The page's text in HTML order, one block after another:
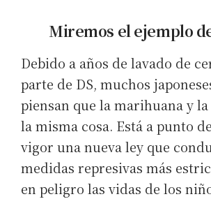
Miremos el ejemplo
Debido a años de lavado de
parte de DS, muchos
piensan que la marihuana y
la misma cosa. Está a punto
vigor una nueva ley que
medidas represivas más
en peligro las vidas de los